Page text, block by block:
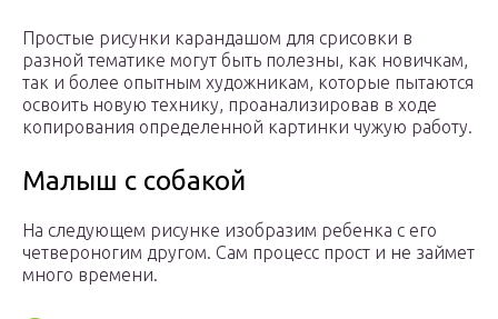
Простые рисунки карандашом для срисовки в
разной тематике могут быть полезны, как новичкам,
так и более опытным художникам, которые пытаются
освоить новую технику, проанализировав в ходе
копирования определенной картинки чужую работу.
Малыш с собакой
На следующем рисунке изобразим ребенка с его
четвероногим другом. Сам процесс прост и не займет
много времени.